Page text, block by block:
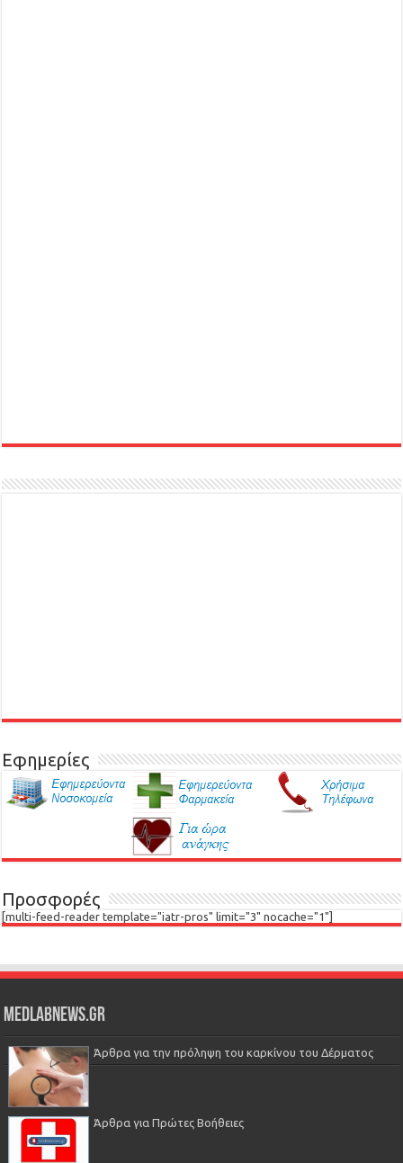
Εφημερίες
Προσφορές
[multi-feed-reader template="iatr-pros" limit="3" nocache="1"]
Medlabnews.gr
Άρθρα για την πρόληψη του καρκίνου του Δέρματος
Άρθρα για Πρώτες Βοήθειες